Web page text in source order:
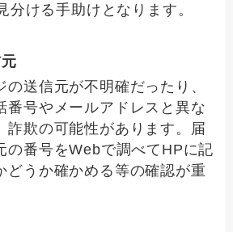
分ける手助けとなります。
の送信元が不明確だったり、
番号やメールアドレスと異な
詐欺の可能性があります。届
の番号をWebで調べてHPに記
どうか確かめる等の確認が重